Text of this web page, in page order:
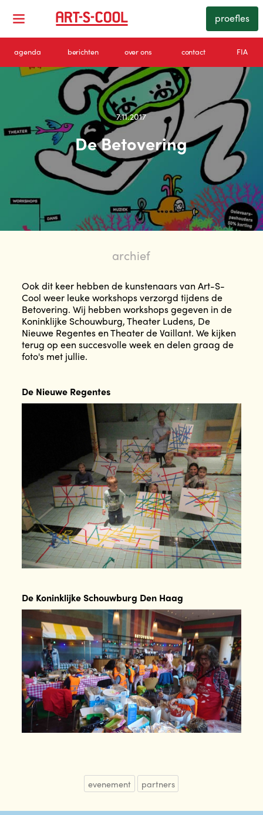
proefles
agenda berichten over ons contact FIA
7.11.2017
De Betovering
archief
Ook dit keer hebben de kunstenaars van Art-S-
Cool weer leuke workshops verzorgd tijdens de
Betovering. Wij hebben workshops gegeven in de
Koninklijke Schouwburg, Theater Ludens, De
Nieuwe Regentes en Theater de Vaillant. We kijken
terug op een succesvolle week en delen graag de
foto's met jullie.
De Nieuwe Regentes
De Koninklijke Schouwburg Den Haag
evenement partners